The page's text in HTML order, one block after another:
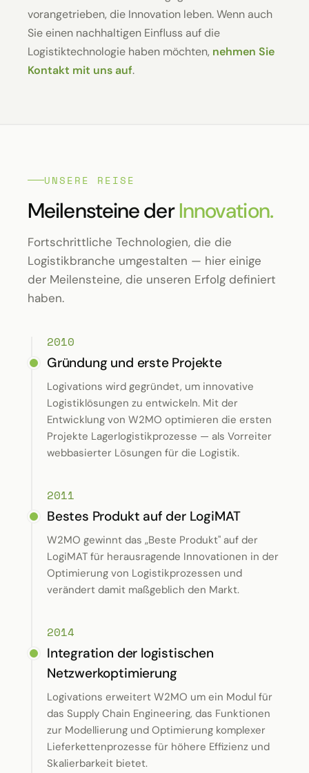
vorangetrieben, die Innovation leben. Wenn auch
Sie einen nachhaltigen Einfluss auf die
Logistiktechnologie haben möchten, nehmen Sie
Kontakt mit uns auf.
UNSERE REISE
Meilensteine derInnovation.
Fortschrittliche Technologien, die die
Logistikbranche umgestalten — hier einige
der Meilensteine, die unseren Erfolg definiert
haben.
2010
Gründung und erste Projekte
Logivations wird gegründet, um innovative
Logistiklösungen zu entwickeln. Mit der
Entwicklung von W2MO optimieren die ersten
Projekte Lagerlogistikprozesse — als Vorreiter
webbasierter Lösungen für die Logistik.
2011
Bestes Produkt auf der LogiMAT
W2MO gewinnt das „Beste Produkt" auf der
LogiMAT für herausragende Innovationen in der
Optimierung von Logistikprozessen und
verändert damit maßgeblich den Markt.
2014
Integration der logistischen
Netzwerkoptimierung
Logivations erweitert W2MO um ein Modul für
das Supply Chain Engineering, das Funktionen
zur Modellierung und Optimierung komplexer
Lieferkettenprozesse für höhere Effizienz und
Skalierbarkeit bietet.